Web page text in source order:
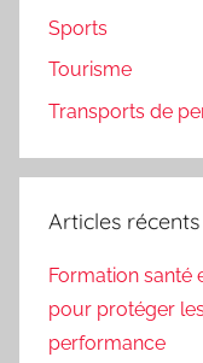
Sports
Tourisme
Transports de
Articles récents
Formation santé
pour protéger
performance